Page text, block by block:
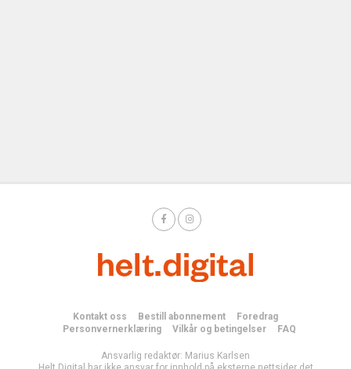
Kontakt oss Bestill abonnement
Foredrag
Personvernerklæring
Vilkår og betingelser FAQ
Ansvarlig redaktør: Marius Karlsen